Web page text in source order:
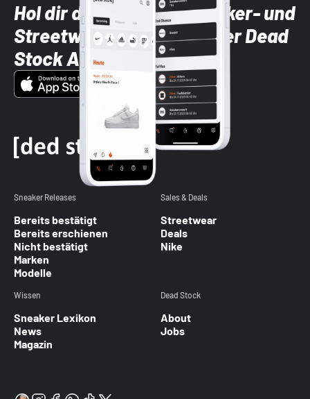
Hol dir die neuesten Sneaker- und
Streetwear-Brands mit der Dead
Stock App
Sneaker Releases
Bereits bestätigt
Bereits erschienen
Nicht bestätigt
Marken
Modelle
Sales & Deals
Streetwear
Deals
Nike
Wissen
Sneaker Lexikon
News
Magazin
Dead Stock
About
Jobs